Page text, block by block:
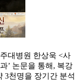
대병원 한상욱 <사
’ 논문을 통해, 복강
3천명을 장기간 분석